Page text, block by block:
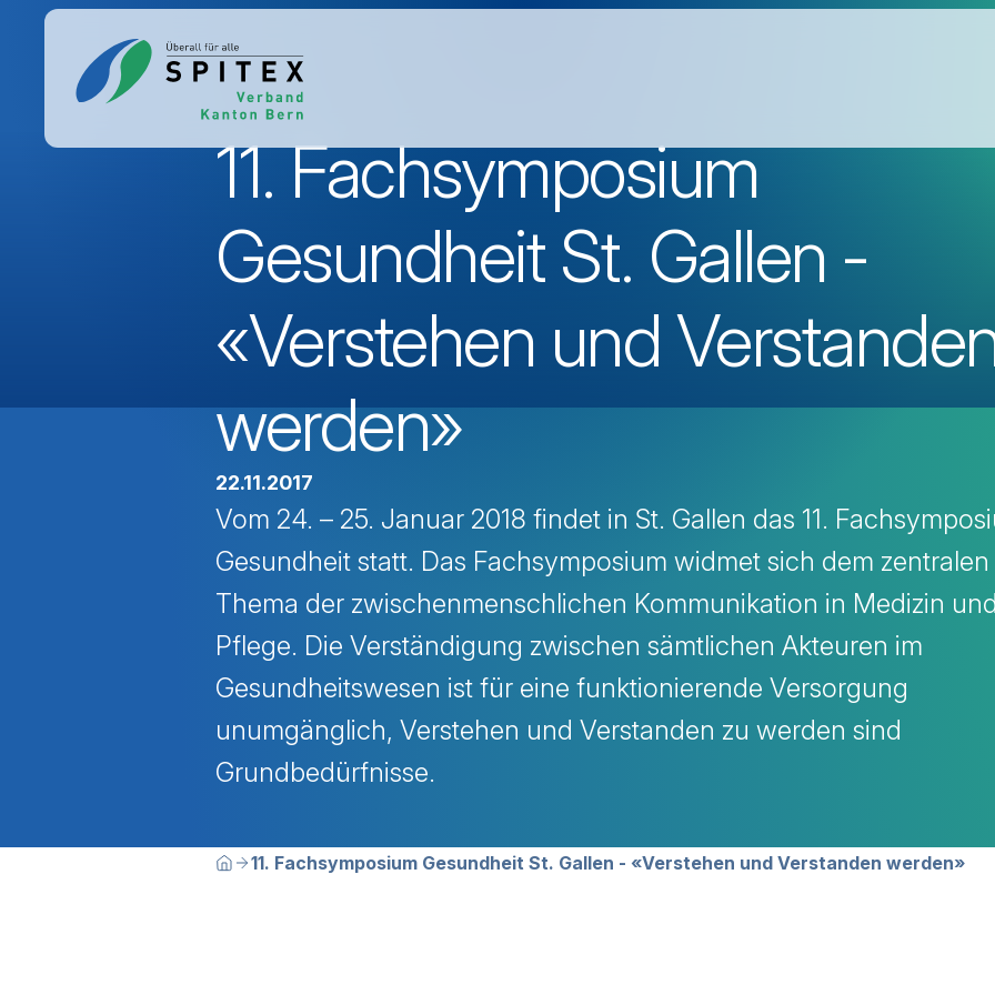
11. Fachsymposium
Gesundheit St. Gallen -
«Verstehen und
werden»
22.11.2017
Vom 24. – 25. Januar 2018 findet in St. Gallen das 11.
Gesundheit statt. Das Fachsymposium widmet sich dem zentralen
Thema der zwischenmenschlichen Kommunikation in Medizin und
Pflege. Die Verständigung zwischen sämtlichen Akteuren im
Gesundheitswesen ist für eine funktionierende Versorgung
unumgänglich, Verstehen und Verstanden zu werden sind
Grundbedürfnisse.
Breadcrumbnavigation
Sie befinden sich hier:
Home11. Fachsymposium Gesundheit St. Gallen - «Verstehen und Verstanden werden»